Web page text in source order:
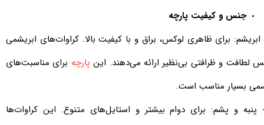
جنس و کیفیت پارچه
ابریشم: برای ظاهری لوکس، براق و با کیفیت بالا. کراوات‌های ابریشمی
لطافت و ظرافتی بی‌نظیر ارائه می‌دهند. این پارچه برای مناسبت‌های
بسیار مناسب‌ است.
پنبه و پشم: برای دوام بیشتر و استایل‌های متنوع. این کراوات‌ها